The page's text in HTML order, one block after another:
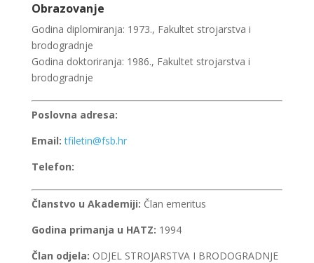
Obrazovanje
Godina diplomiranja: 1973., Fakultet strojarstva i
brodogradnje
Godina doktoriranja: 1986., Fakultet strojarstva i
brodogradnje
Poslovna adresa:
Email: tfiletin@fsb.hr
Telefon:
Članstvo u Akademiji: Član emeritus
Godina primanja u HATZ: 1994
Član odjela: ODJEL STROJARSTVA I BRODOGRADNJE